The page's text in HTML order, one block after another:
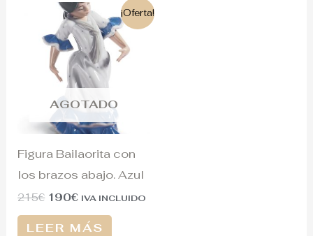
¡Oferta!
AGOTADO
Figura Bailaorita con
los brazos abajo. Azul
215€
El
precio
original
era:
215€.
190€
El
precio
actual
es:
190€.
IVA INCLUIDO
LEER MÁS